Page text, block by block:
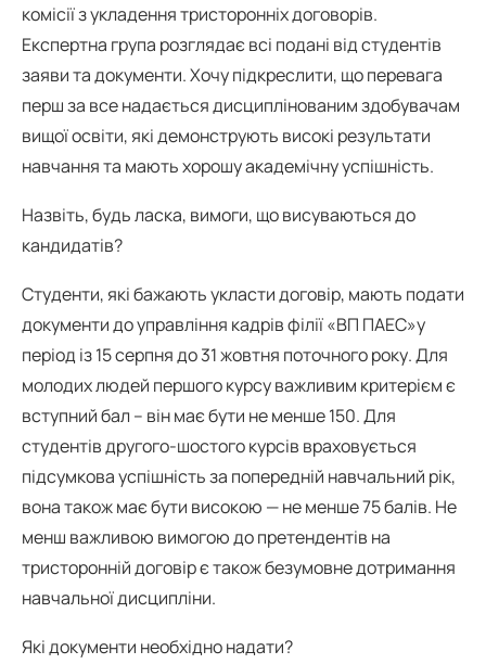
комісії з укладення тристоронніх договорів.
Експертна група розглядає всі подані від студентів
заяви та документи. Хочу підкреслити, що перевага
перш за все надається дисциплінованим здобувачам
вищої освіти, які демонструють високі результати
навчання та мають хорошу академічну успішність.
Назвіть, будь ласка, вимоги, що висуваються до
кандидатів?
Студенти, які бажають укласти договір, мають подати
документи до управління кадрів філії «ВП ПАЕС»у
період із 15 серпня до 31 жовтня поточного року. Для
молодих людей першого курсу важливим критерієм є
вступний бал – він має бути не менше 150. Для
студентів другого-шостого курсів враховується
підсумкова успішність за попередній навчальний рік,
вона також має бути високою — не менше 75 балів. Не
менш важливою вимогою до претендентів на
тристоронній договір є також безумовне дотримання
навчальної дисципліни.
Які документи необхідно надати?